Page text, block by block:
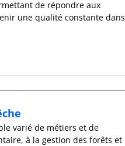
de répondre aux
une qualité constante dans
varié de métiers et de
à la gestion des forêts et